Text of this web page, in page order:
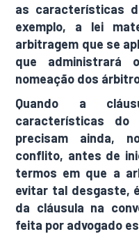
as características
exemplo, a lei
arbitragem que se
que administrará
nomeação dos
Quando a
características do
precisam ainda,
conflito, antes de
termos em que a
evitar tal desgaste,
da cláusula na
feita por advogado